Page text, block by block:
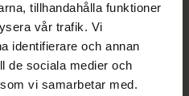
tillhandahålla funktioner
vår trafik. Vi
identifierare och annan
de sociala medier och
vi samarbetar med.